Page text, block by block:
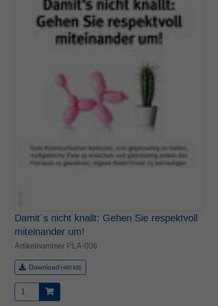
Damit´s nicht knallt: Gehen Sie respektvoll
miteinander um!
Artikelnummer PLA-006
Download (480 KB)